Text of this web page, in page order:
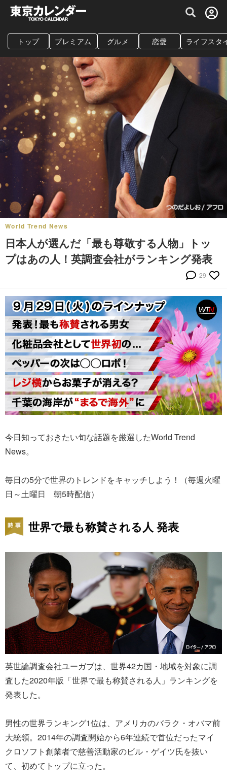
グルメ情報・プレミアムレストラン予約
トップ プレミアム グルメ 恋愛 ライフスタ
World Trend News
日本人が選んだ「最も尊敬する人物」トッ
プはあの人！英調査会社がランキング発表
29
今日知っておきたい旬な話題を厳選したWorld Trend
News。
毎日の5分で世界のトレンドをキャッチしよう！（毎週火曜
日～土曜日 朝5時配信）
世界で最も称賛される人 発表
英世論調査会社ユーガブは、世界42カ国・地域を対象に調
査した2020年版「世界で最も称賛される人」ランキングを
発表した。
男性の世界ランキング1位は、アメリカのバラク・オバマ前
大統領。2014年の調査開始から6年連続で首位だったマイ
クロソフト創業者で慈善活動家のビル・ゲイツ氏を抜い
て、初めてトップに立った。